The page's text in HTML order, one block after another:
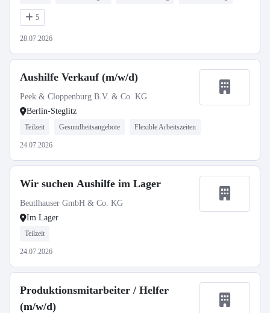
5
28.07.2026
Aushilfe Verkauf (m/w/d)
Peek & Cloppenburg B.V. & Co. KG
Berlin-Steglitz
Teilzeit Gesundheitsangebote Flexible Arbeitszeiten
24.07.2026
Wir suchen Aushilfe im Lager
Beutlhauser GmbH & Co. KG
Im Lager
Teilzeit
24.07.2026
Produktionsmitarbeiter / Helfer
(m/w/d)